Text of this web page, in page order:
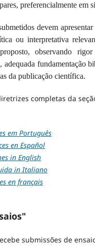
preferencialmente em
devem
ou interpretativa
observando
adequada fundamentação
da publicação científica.
completas da
em Português
en Español
in English
in Italiano
en français
submissões de